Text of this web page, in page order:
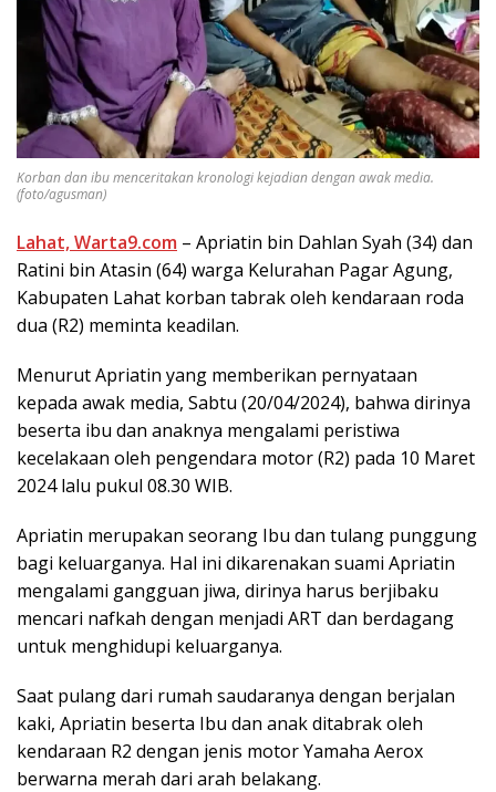
Korban dan ibu menceritakan kronologi kejadian dengan awak media.
(foto/agusman)
Lahat, Warta9.com – Apriatin bin Dahlan Syah (34) dan
Ratini bin Atasin (64) warga Kelurahan Pagar Agung,
Kabupaten Lahat korban tabrak oleh kendaraan roda
dua (R2) meminta keadilan.
Menurut Apriatin yang memberikan pernyataan
kepada awak media, Sabtu (20/04/2024), bahwa dirinya
beserta ibu dan anaknya mengalami peristiwa
kecelakaan oleh pengendara motor (R2) pada 10 Maret
2024 lalu pukul 08.30 WIB.
Apriatin merupakan seorang Ibu dan tulang punggung
bagi keluarganya. Hal ini dikarenakan suami Apriatin
mengalami gangguan jiwa, dirinya harus berjibaku
mencari nafkah dengan menjadi ART dan berdagang
untuk menghidupi keluarganya.
Saat pulang dari rumah saudaranya dengan berjalan
kaki, Apriatin beserta Ibu dan anak ditabrak oleh
kendaraan R2 dengan jenis motor Yamaha Aerox
berwarna merah dari arah belakang.